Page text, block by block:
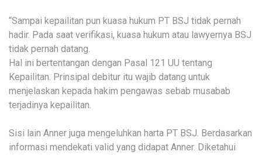
“Sampai kepailitan pun kuasa hukum PT BSJ tidak pernah
hadir. Pada saat verifikasi, kuasa hukum atau lawyernya BSJ
tidak pernah datang.
Hal ini bertentangan dengan Pasal 121 UU tentang
Kepailitan. Prinsipal debitur itu wajib datang untuk
menjelaskan kepada hakim pengawas sebab musabab
terjadinya kepailitan.
Sisi lain Anner juga mengeluhkan harta PT BSJ. Berdasarkan
informasi mendekati valid yang didapat Anner. Diketahui